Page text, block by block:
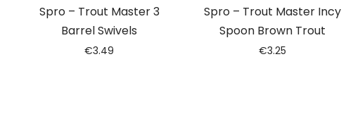
Spro – Trout Master 3
Barrel Swivels
€3.49
Spro – Trout Master Incy
Spoon Brown Trout
€3.25